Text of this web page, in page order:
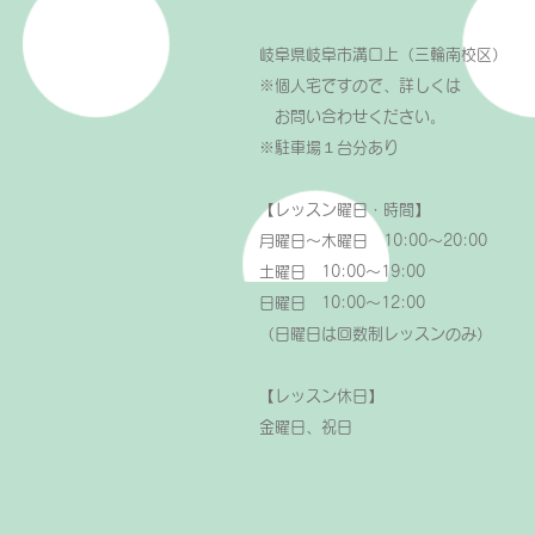
岐阜県岐阜市溝口上（三輪南校区）
※個人宅ですので、詳しくは
お問い合わせください。
​※駐車場１台分あり
【レッスン曜日・時間】
月曜日～木曜日 10:00～20:00
土曜日 10:00～19:00
日曜日 10:00～12:00
（日曜日は回数制レッスンのみ）
【レッスン休日】
金曜日、祝日